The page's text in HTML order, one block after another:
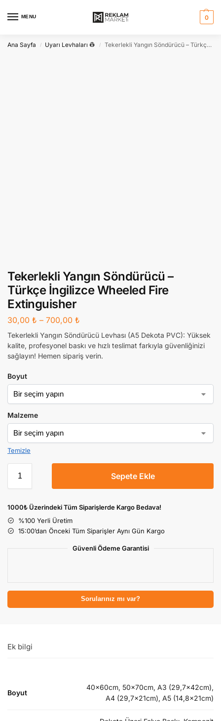
MENU 0
Ana Sayfa / Uyarı Levhaları 👷 / Tekerlekli Yangın Söndürücü – Türkçe İngilizce Wheeled Fire Extinguisher
Tekerlekli Yangın Söndürücü –
Türkçe İngilizce Wheeled Fire
Extinguisher
30,00 ₺ – 700,00 ₺
Tekerlekli Yangın Söndürücü Levhası (A5 Dekota PVC): Yüksek
kalite, profesyonel baskı ve hızlı teslimat farkıyla güvenliğinizi
sağlayın! Hemen sipariş verin.
Boyut
Malzeme
Temizle
Sepete Ekle
1000₺ Üzerindeki Tüm Siparişlerde Kargo Bedava!
%100 Yerli Üretim
15:00’dan Önceki Tüm Siparişler Aynı Gün Kargo
Güvenli Ödeme Garantisi
Sorularınız mı var?
Ek bilgi
Boyut
40x60cm, 50x70cm, A3 (29,7x42cm),
A4 (29,7x21cm), A5 (14,8x21cm)